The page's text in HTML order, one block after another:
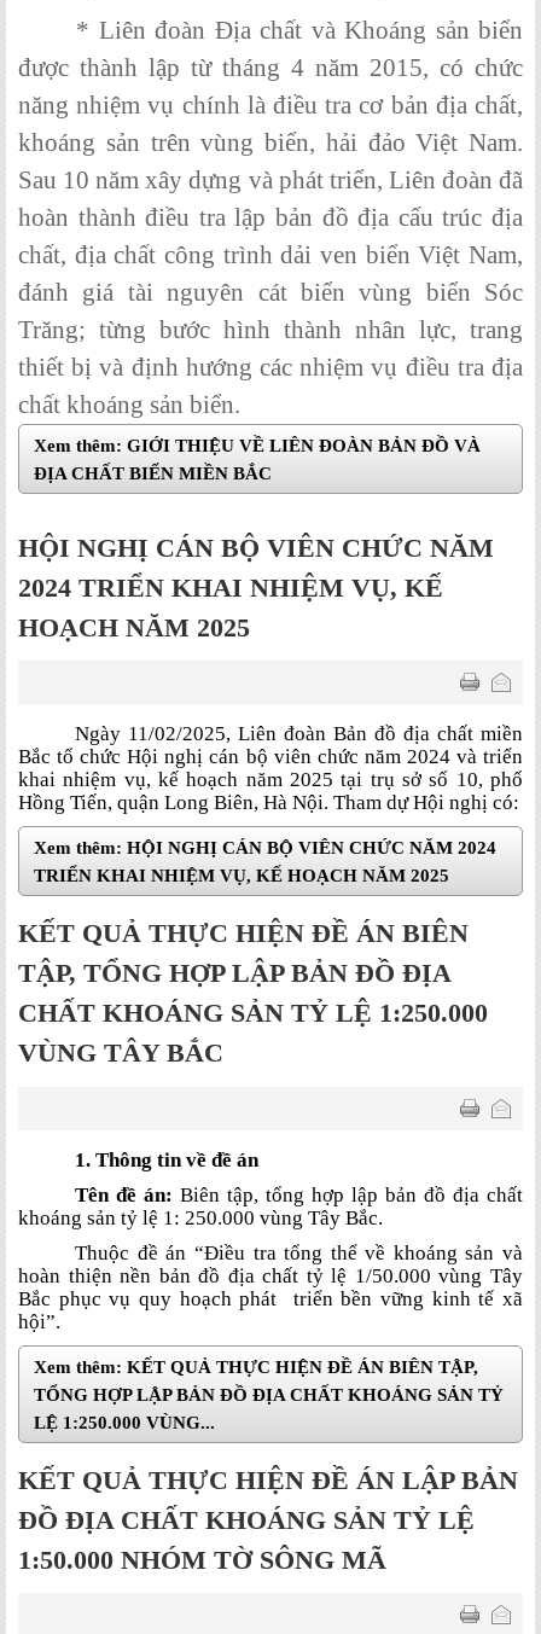
* Liên đoàn Địa chất và Khoáng sản biển
được thành lập từ tháng 4 năm 2015, có chức
năng nhiệm vụ chính là điều tra cơ bản địa chất,
khoáng sản trên vùng biển, hải đảo Việt Nam.
Sau 10 năm xây dựng và phát triển, Liên đoàn đã
hoàn thành điều tra lập bản đồ địa cấu trúc địa
chất, địa chất công trình dải ven biển Việt Nam,
đánh giá tài nguyên cát biển vùng biển Sóc
Trăng; từng bước hình thành nhân lực, trang
thiết bị và định hướng các nhiệm vụ điều tra địa
chất khoáng sản biển.
Xem thêm: GIỚI THIỆU VỀ LIÊN ĐOÀN BẢN ĐỒ VÀ
ĐỊA CHẤT BIỂN MIỀN BẮC
HỘI NGHỊ CÁN BỘ VIÊN CHỨC NĂM
2024 TRIỂN KHAI NHIỆM VỤ, KẾ
HOẠCH NĂM 2025
Ngày 11/02/2025, Liên đoàn Bản đồ địa chất miền
Bắc tổ chức Hội nghị cán bộ viên chức năm 2024 và triển
khai nhiệm vụ, kế hoạch năm 2025 tại trụ sở số 10, phố
Hồng Tiến, quận Long Biên, Hà Nội. Tham dự Hội nghị có:
Xem thêm: HỘI NGHỊ CÁN BỘ VIÊN CHỨC NĂM 2024
TRIỂN KHAI NHIỆM VỤ, KẾ HOẠCH NĂM 2025
KẾT QUẢ THỰC HIỆN ĐỀ ÁN BIÊN
TẬP, TỔNG HỢP LẬP BẢN ĐỒ ĐỊA
CHẤT KHOÁNG SẢN TỶ LỆ 1:250.000
VÙNG TÂY BẮC
1. Thông tin về đề án
Tên đề án: Biên tập, tổng hợp lập bản đồ địa chất
khoáng sản tỷ lệ 1: 250.000 vùng Tây Bắc.
Thuộc đề án “Điều tra tổng thể về khoáng sản và
hoàn thiện nền bản đồ địa chất tỷ lệ 1/50.000 vùng Tây
Bắc phục vụ quy hoạch phát
triển bền vững kinh tế xã
hội”.
Xem thêm: KẾT QUẢ THỰC HIỆN ĐỀ ÁN BIÊN TẬP,
TỔNG HỢP LẬP BẢN ĐỒ ĐỊA CHẤT KHOÁNG SẢN TỶ
LỆ 1:250.000 VÙNG...
KẾT QUẢ THỰC HIỆN ĐỀ ÁN LẬP BẢN
ĐỒ ĐỊA CHẤT KHOÁNG SẢN TỶ LỆ
1:50.000 NHÓM TỜ SÔNG MÃ